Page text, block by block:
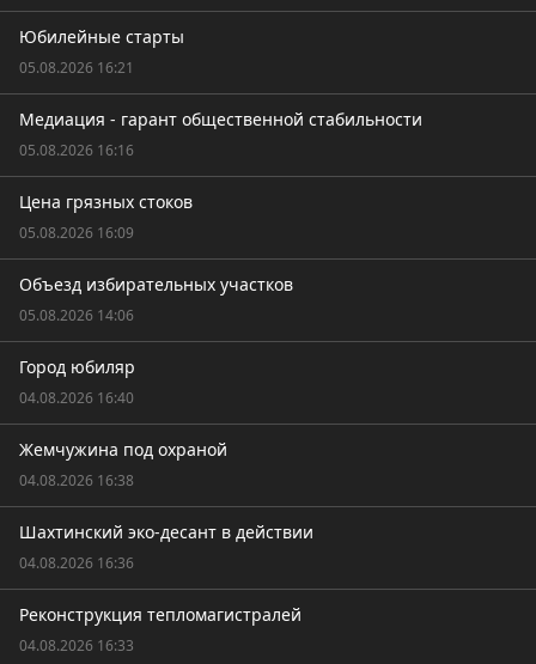
Юбилейные старты
05.08.2026 16:21
Медиация - гарант общественной стабильности
05.08.2026 16:16
Цена грязных стоков
05.08.2026 16:09
Объезд избирательных участков
05.08.2026 14:06
Город юбиляр
04.08.2026 16:40
Жемчужина под охраной
04.08.2026 16:38
Шахтинский эко-десант в действии
04.08.2026 16:36
Реконструкция тепломагистралей
04.08.2026 16:33